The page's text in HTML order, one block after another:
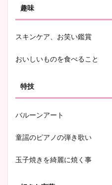
趣味
スキンケア、お笑い鑑賞
おいしいものを食べること
特技
バルーンアート
童謡のピアノの弾き歌い
玉子焼きを綺麗に焼く事